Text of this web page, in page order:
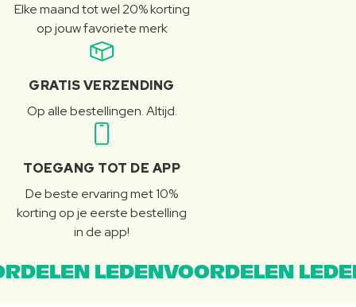
Elke maand tot wel 20% korting
op jouw favoriete merk
GRATIS VERZENDING
Op alle bestellingen. Altijd.
TOEGANG TOT DE APP
De beste ervaring met 10%
korting op je eerste bestelling
in de app!
LEDENVOORDELEN